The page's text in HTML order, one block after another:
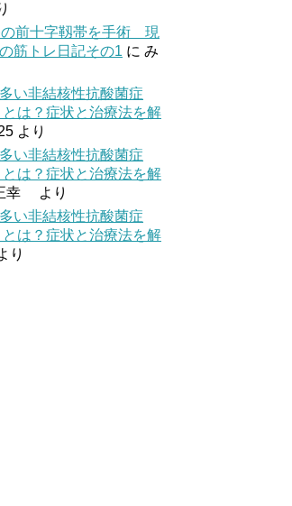
前十字靱帯を手術 現
筋トレ日記その1 に み
い非結核性抗酸菌症
とは？症状と治療法を解
より
い非結核性抗酸菌症
とは？症状と治療法を解
幸
より
い非結核性抗酸菌症
とは？症状と治療法を解
り